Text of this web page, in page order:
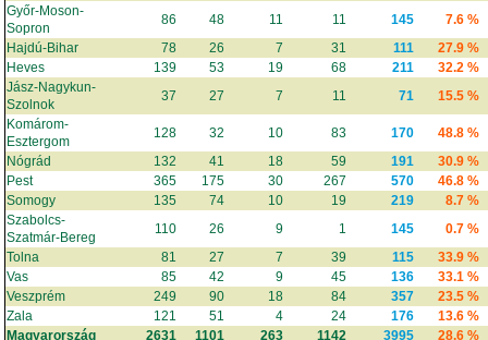
Győr-Moson-
Sopron
86 48 11 11 145
7.6 %
Hajdú-Bihar
78 26 7 31 111
27.9 %
Heves
139 53 19 68 211
32.2 %
Jász-Nagykun-
Szolnok
37 27 7 11 71
15.5 %
Komárom-
Esztergom
128 32 10 83 170
48.8 %
Nógrád
132 41 18 59 191
30.9 %
Pest
365 175 30 267 570
46.8 %
Somogy
135 74 10 19 219
8.7 %
Szabolcs-
Szatmár-Bereg
110 26 9 1 145
0.7 %
Tolna
81 27 7 39 115
33.9 %
Vas
85 42 9 45 136
33.1 %
Veszprém
249 90 18 84 357
23.5 %
Zala
121 51 4 24 176
13.6 %
Magyarország
2631 1101 263 1142 3995 28.6 %